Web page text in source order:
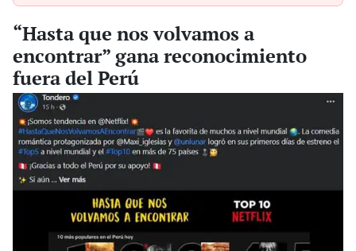
“Hasta que nos volvamos a
encontrar” gana reconocimiento
fuera del Perú